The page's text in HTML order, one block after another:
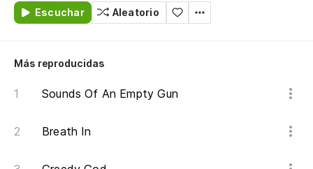
Escuchar Aleatorio
Más reproducidas
Sounds Of An Empty Gun
Breath In